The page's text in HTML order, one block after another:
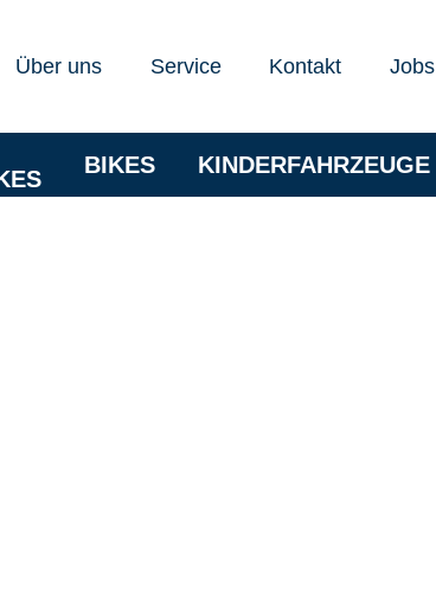
Über uns Service Kontakt Jobs
BIKES KINDERFAHRZEUGE